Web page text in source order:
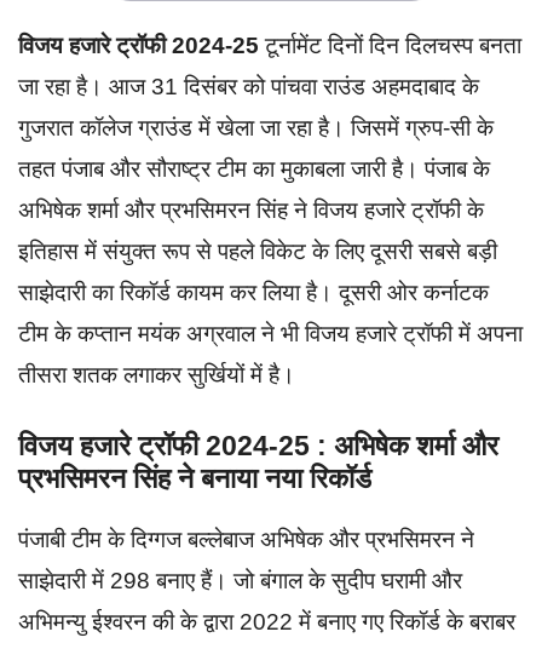
विजय हजारे ट्रॉफी 2024-25टूर्नामेंट दिनों दिन दिलचस्प बनता
जा रहा है। आज 31 दिसंबर को पांचवा राउंड अहमदाबाद के
गुजरात कॉलेज ग्राउंड में खेला जा रहा है। जिसमें ग्रुप-सी के
तहत पंजाब और सौराष्ट्र टीम का मुकाबला जारी है। पंजाब के
अभिषेक शर्मा और प्रभसिमरन सिंह ने विजय हजारे ट्रॉफी के
इतिहास में संयुक्त रूप से पहले विकेट के लिए दूसरी सबसे बड़ी
साझेदारी का रिकॉर्ड कायम कर लिया है। दूसरी ओर कर्नाटक
टीम के कप्तान मयंक अग्रवाल ने भी विजय हजारे ट्रॉफी में अपना
तीसरा शतक लगाकर सुर्खियों में है।
विजय हजारे ट्रॉफी 2024-25 : अभिषेक शर्मा और
प्रभसिमरन सिंह ने बनाया नया रिकॉर्ड
पंजाबी टीम के दिग्गज बल्लेबाज अभिषेक और प्रभसिमरन ने
साझेदारी में 298 बनाए हैं। जो बंगाल के सुदीप घरामी और
अभिमन्यु ईश्वरन की के द्वारा 2022 में बनाए गए रिकॉर्ड के बराबर